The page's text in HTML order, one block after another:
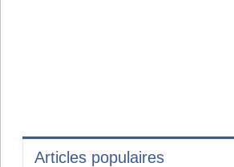
Articles populaires